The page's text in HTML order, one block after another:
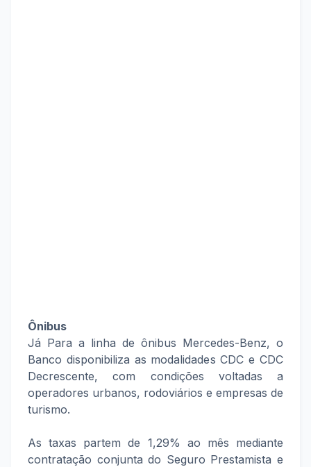
Ônibus
Já Para a linha de ônibus Mercedes-Benz, o
Banco disponibiliza as modalidades CDC e CDC
Decrescente, com condições voltadas a
operadores urbanos, rodoviários e empresas de
turismo.
As taxas partem de 1,29% ao mês mediante
contratação conjunta do Seguro Prestamista e